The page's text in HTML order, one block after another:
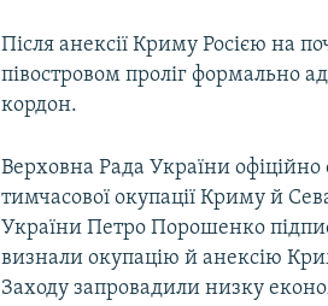
Після анексії Криму Росією на
півостровом проліг формально
кордон.
Верховна Рада України
тимчасової окупації Криму й
України Петро Порошенко
визнали окупацію й анексію
Заходу запровадили низку